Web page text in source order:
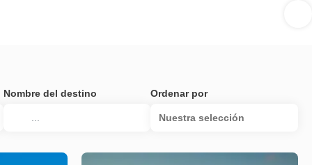
Nombre del destino Ordenar por
Nuestra selección